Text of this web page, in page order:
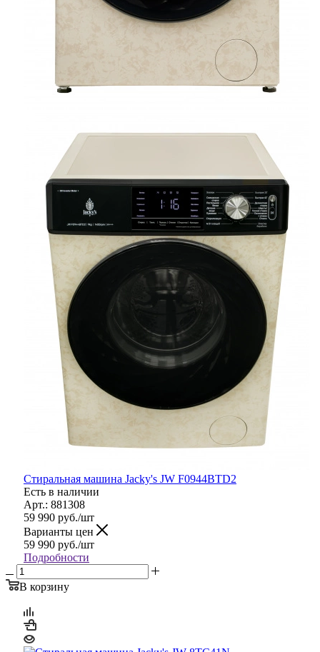
Стиральная машина Jacky's JW F0944BTD2
Есть в наличии
Арт.: 881308
59 990 руб./шт
Варианты цен
59 990 руб./шт
Подробности
В корзину